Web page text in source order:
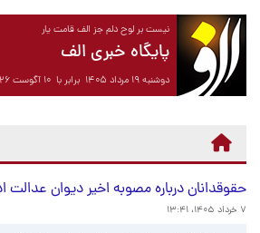
نیست بر لوح دلم جز الف قامت یار
پایگاه خبری الف
دوشنبه ۱۹ مرداد ۱۴۰۵ برابر با ۱۰ آگوست ۲۰۲۶
حقوقدانان درباره مصوبه اخیر دیوان عدالت
۷ خرداد ۱۴۰۵، ۱۳:۴۱